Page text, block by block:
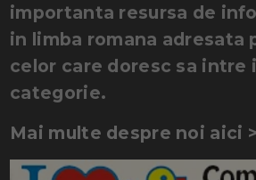
importanta resursa de
in limba romana adresata
celor care doresc sa intre
categorie.
Mai multe despre noi aici